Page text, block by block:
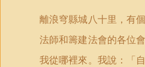
離浪穹縣城八十里，有
法師和籌建法會的各位
我從哪裡來。我說：「